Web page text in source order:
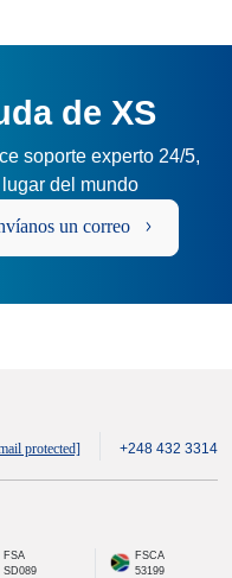
de XS
soporte experto 24/5,
del mundo
un correo
protected] +248 432 3314
FSA
SD089
FSCA
53199